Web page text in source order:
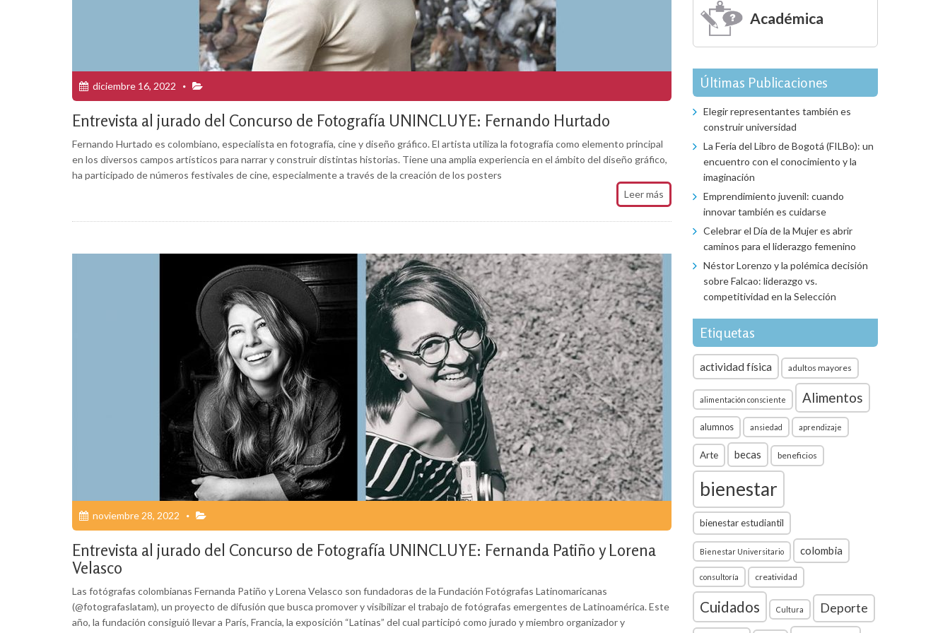
diciembre 16, 2022
Entrevista al jurado del Concurso de Fotografía UNINCLUYE: Fernando Hurtado
Fernando Hurtado es colombiano, especialista en fotografía, cine y diseño gráfico. El artista utiliza la fotografía como elemento principal
en los diversos campos artísticos para narrar y construir distintas historias. Tiene una amplia experiencia en el ámbito del diseño gráfico,
ha participado de números festivales de cine, especialmente a través de la creación de los posters
Leer más
noviembre 28, 2022
Entrevista al jurado del Concurso de Fotografía UNINCLUYE: Fernanda Patiño y Lorena
Velasco
Las fotógrafas colombianas Fernanda Patiño y Lorena Velasco son fundadoras de la Fundación Fotógrafas Latinomaricanas
(@fotografaslatam), un proyecto de difusión que busca promover y visibilizar el trabajo de fotógrafas emergentes de Latinoamérica. Este
año, la fundación consiguió llevar a París, Francia, la exposición “Latinas” del cual participó como jurado y miembro organizador y
Académica
Últimas Publicaciones
Elegir representantes también es
construir universidad
La Feria del Libro de Bogotá (FILBo): un
encuentro con el conocimiento y la
imaginación
Emprendimiento juvenil: cuando
innovar también es cuidarse
Celebrar el Día de la Mujer es abrir
caminos para el liderazgo femenino
Néstor Lorenzo y la polémica decisión
sobre Falcao: liderazgo vs.
competitividad en la Selección
Etiquetas
actividad física adultos mayores
alimentación consciente Alimentos
alumnos ansiedad aprendizaje
Arte becas beneficios
bienestar
bienestar estudiantil
Bienestar Universitario colombia
consultoría creatividad
Cuidados Cultura Deporte